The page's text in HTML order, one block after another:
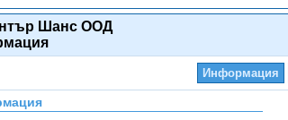
Шанс ООД
Информация